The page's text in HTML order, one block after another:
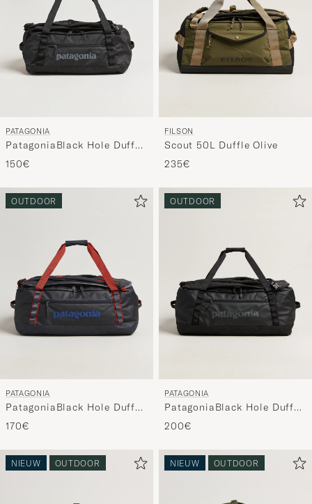
PATAGONIA
PatagoniaBlack Hole Duffel
40LBlack
150€
FILSON
Scout 50L Duffle Olive
235€
OUTDOOR
PATAGONIA
PatagoniaBlack Hole Duffel
55LSmolder Blue
170€
OUTDOOR
PATAGONIA
PatagoniaBlack Hole Duffel
70LBlack
200€
NIEUW OUTDOOR NIEUW OUTDOOR